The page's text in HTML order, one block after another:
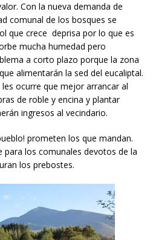
Con la nueva demanda de
comunal de los bosques se
que crece deprisa por lo que es
mucha humedad pero
a corto plazo porque la zona
alimentarán la sed del eucaliptal.
ocurre que mejor arrancar al
de roble y encina y plantar
ingresos al vecindario.
prometen los que mandan.
los comunales devotos de la
los prebostes.